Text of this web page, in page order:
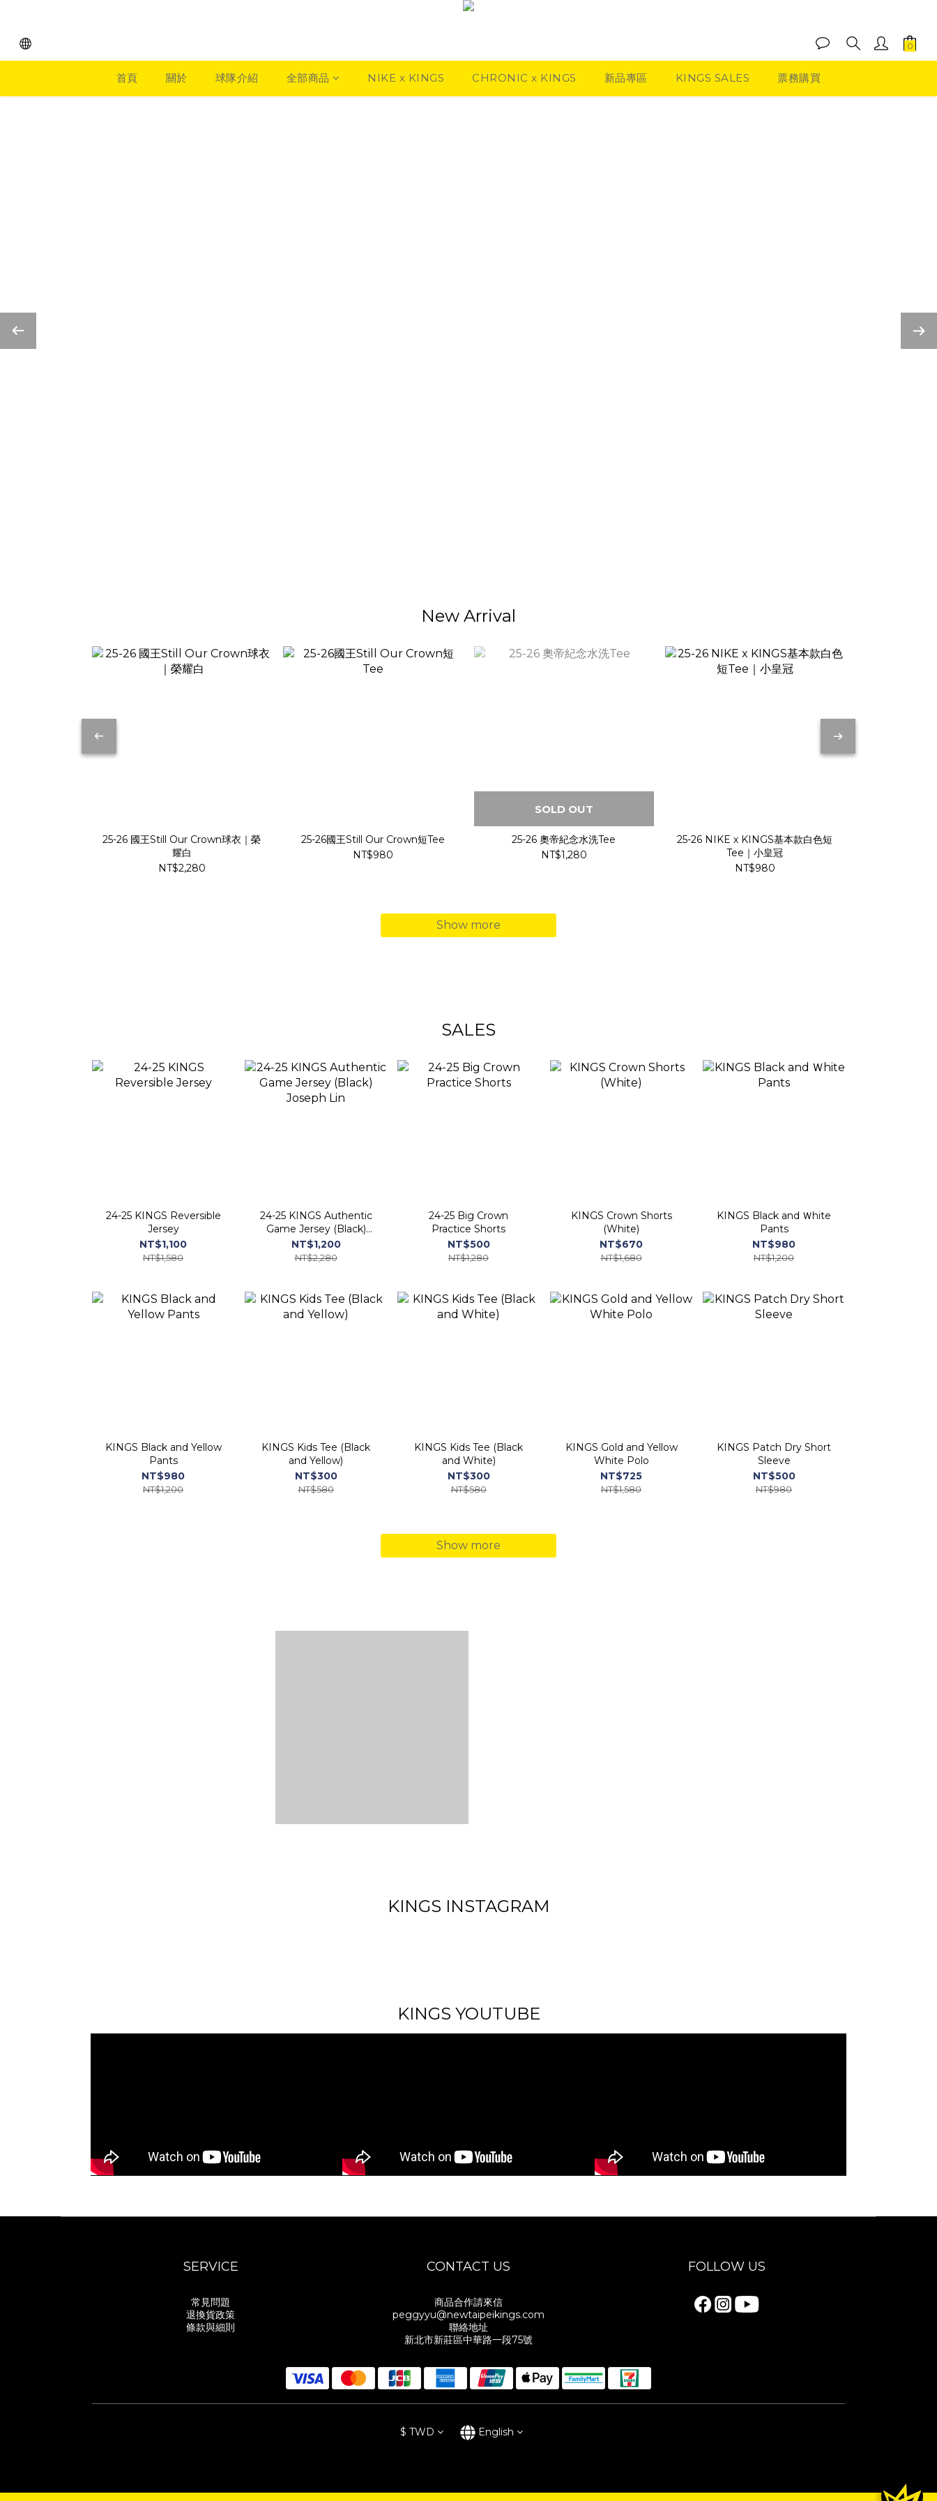
首頁 關於 球隊介紹 全部商品 NIKE x KINGS CHRONIC x KINGS 新品專區 KINGS SALES 票務購買
New Arrival
25-26 國王Still Our Crown球衣｜榮
耀白
NT$2,280
25-26國王Still Our Crown短Tee
NT$980
SOLD OUT
25-26 奧帝紀念水洗Tee
NT$1,280
25-26 NIKE x KINGS基本款白色短
Tee｜小皇冠
NT$980
Show more
SALES
24-25 KINGS Reversible
Jersey
NT$1,100
NT$1,580
24-25 KINGS Authentic
Game Jersey (Black)
Joseph Lin
NT$1,200
NT$2,280
24-25 Big Crown
Practice Shorts
NT$500
NT$1,280
KINGS Crown Shorts
(White)
NT$670
NT$1,680
KINGS Black and Ｗhite
Pants
NT$980
NT$1,200
KINGS Black and Yellow
Pants
NT$980
NT$1,200
KINGS Kids Tee (Black
and Yellow)
NT$300
NT$580
KINGS Kids Tee (Black
and White)
NT$300
NT$580
KINGS Gold and Yellow
White Polo
NT$725
NT$1,580
KINGS Patch Dry Short
Sleeve
NT$500
NT$980
Show more
KINGS INSTAGRAM
KINGS YOUTUBE
SERVICE
常見問題
退換貨政策
條款與細則
CONTACT US
商品合作請來信
peggyyu@newtaipeikings.com
聯絡地址
新北市新莊區中華路一段75號
FOLLOW US
$ TWD English